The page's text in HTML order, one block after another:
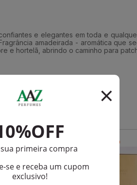
e elegantes em toda e
amadeirada - aromática que
e hortelã, abrindo o caminho para
viu, viu também
-R$ 213,00